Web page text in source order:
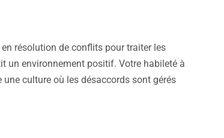
résolution de conflits pour traiter les
un environnement positif. Votre habileté à
culture où les désaccords sont gérés